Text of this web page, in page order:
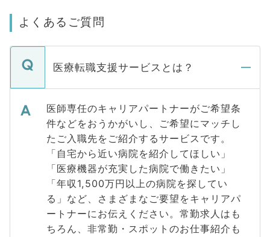
よくあるご質問
医療転職支援サービスとは？
医師専任のキャリアパートナーがご希望条
件などをおうかがいし、ご希望にマッチし
たご入職先をご紹介するサービスです。
「自宅から近い病院を紹介してほしい」
「医療機器が充実した病院で働きたい」
「年収1,500万円以上の病院を探してい
る」など、さまざまなご要望をキャリアパ
ートナーにお伝えください。常勤求人はも
ちろん、非常勤・スポットのお仕事紹介も